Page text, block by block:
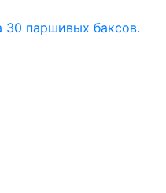
30 паршивых баксов.